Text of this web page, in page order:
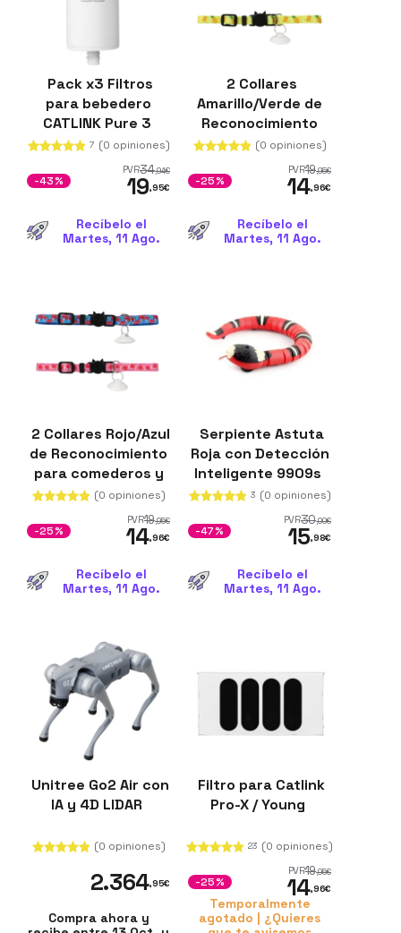
Pack x3 Filtros
para bebedero
CATLINK Pure 3
7 (0 opiniones)
PVR34,94€
19,95€
-43%
Recíbelo el
Martes, 11 Ago.
2 Collares
Amarillo/Verde de
Reconocimiento
para comederos y
bebederos CATLINK
(0 opiniones)
PVR19,95€
14,96€
-25%
Recíbelo el
Martes, 11 Ago.
2 Collares Rojo/Azul
de Reconocimiento
para comederos y
bebederos CATLINK
(0 opiniones)
PVR19,95€
14,96€
-25%
Recíbelo el
Martes, 11 Ago.
Serpiente Astuta
Roja con Detección
Inteligente 9909s
3 (0 opiniones)
PVR30,00€
15,98€
-47%
Recíbelo el
Martes, 11 Ago.
Unitree Go2 Air con
IA y 4D LIDAR
(0 opiniones)
2.364,95€
Compra ahora y
Filtro para Catlink
Pro-X / Young
23 (0 opiniones)
PVR19,95€
14,96€
-25%
Temporalmente
agotado | ¿Quieres